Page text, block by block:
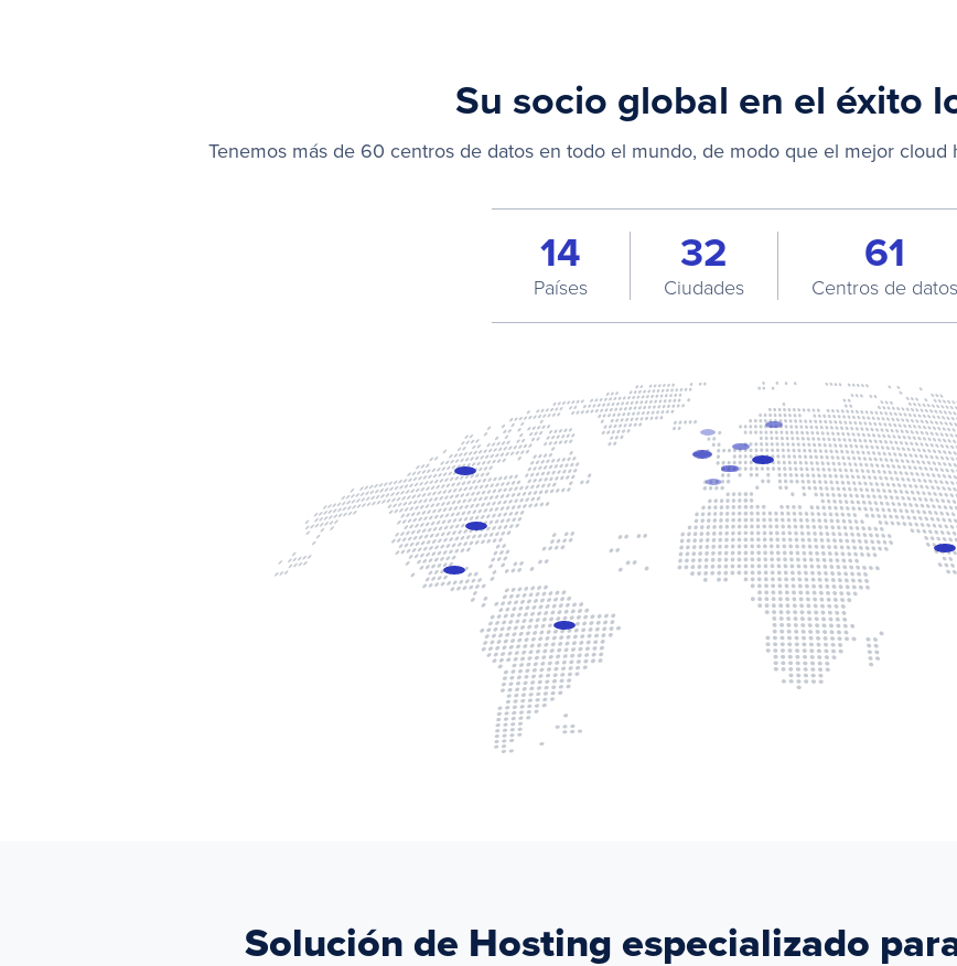
Su socio global en el éxito
Tenemos más de 60 centros de datos en todo el mundo, de modo que el mejor cloud
15
Países
33
Ciudades
62
Centros de datos
Solución de Hosting especializado